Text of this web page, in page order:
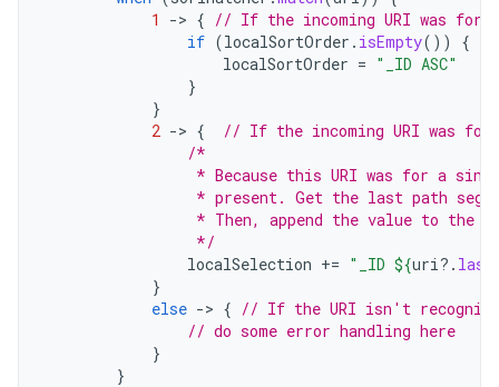
1
-> { // If the incoming URI was for
if (localSortOrder . isEmpty())
{
localSortOrder = "_ID ASC"
}
}
2 -> {
// If the incoming URI was for
/*
* Because this URI was for a
* present. Get the last path
* Then, append the value to the
                 */
localSelection += "_ID ${uri?.
}
else -> { // If the URI isn't
// do some error handling here
}
}